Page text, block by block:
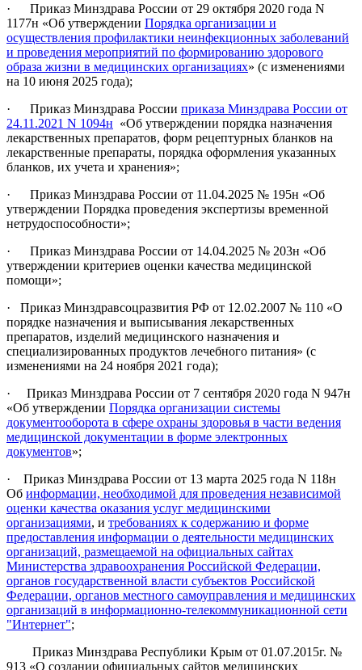
· Приказ Минздрава России от 29 октября 2020 года N
1177н «Об утверждении Порядка организации и
осуществления профилактики неинфекционных заболеваний
и проведения мероприятий по формированию здорового
образа жизни в медицинских организациях» (с изменениями
на 10 июня 2025 года);
· Приказ Минздрава России приказа Минздрава России от
24.11.2021 N 1094н «Об утверждении порядка назначения
лекарственных препаратов, форм рецептурных бланков на
лекарственные препараты, порядка оформления указанных
бланков, их учета и хранения»;
· Приказ Минздрава России от 11.04.2025 № 195н «Об
утверждении Порядка проведения экспертизы временной
нетрудоспособности»;
· Приказ Минздрава России от 14.04.2025 № 203н «Об
утверждении критериев оценки качества медицинской
помощи»;
· Приказ Минздравсоцразвития РФ от 12.02.2007 № 110 «О
порядке назначения и выписывания лекарственных
препаратов, изделий медицинского назначения и
специализированных продуктов лечебного питания» (с
изменениями на 24 ноября 2021 года);
· Приказ Минздрава России от 7 сентября 2020 года N 947н
«Об утверждении Порядка организации системы
документооборота в сфере охраны здоровья в части ведения
медицинской документации в форме электронных
документов»;
· Приказ Минздрава России от 13 марта 2025 года N 118н
Об информации, необходимой для проведения независимой
оценки качества оказания услуг медицинскими
организациями, и требованиях к содержанию и форме
предоставления информации о деятельности медицинских
организаций, размещаемой на официальных сайтах
Министерства здравоохранения Российской Федерации,
органов государственной власти субъектов Российской
Федерации, органов местного самоуправления и медицинских
организаций в информационно-телекоммуникационной сети
"Интернет";
Приказ Минздрава Республики Крым от 01.07.2015г. №
913 «О создании официальных сайтов медицинских